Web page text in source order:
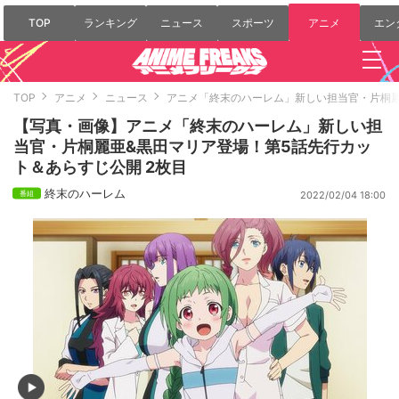
TOP ランキング ニュース スポーツ アニメ エン
TOP アニメ ニュース アニメ「終末のハーレム」新しい担当官・片桐
【写真・画像】アニメ「終末のハーレム」新しい担
当官・片桐麗亜&黒田マリア登場！第5話先行カッ
ト＆あらすじ公開 2枚目
終末のハーレム 2022/02/04 18:00